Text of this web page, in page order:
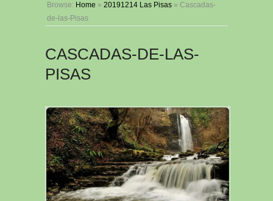
Browse: Home » 20191214 Las Pisas » Cascadas-
de-las-Pisas
CASCADAS-DE-LAS-
PISAS